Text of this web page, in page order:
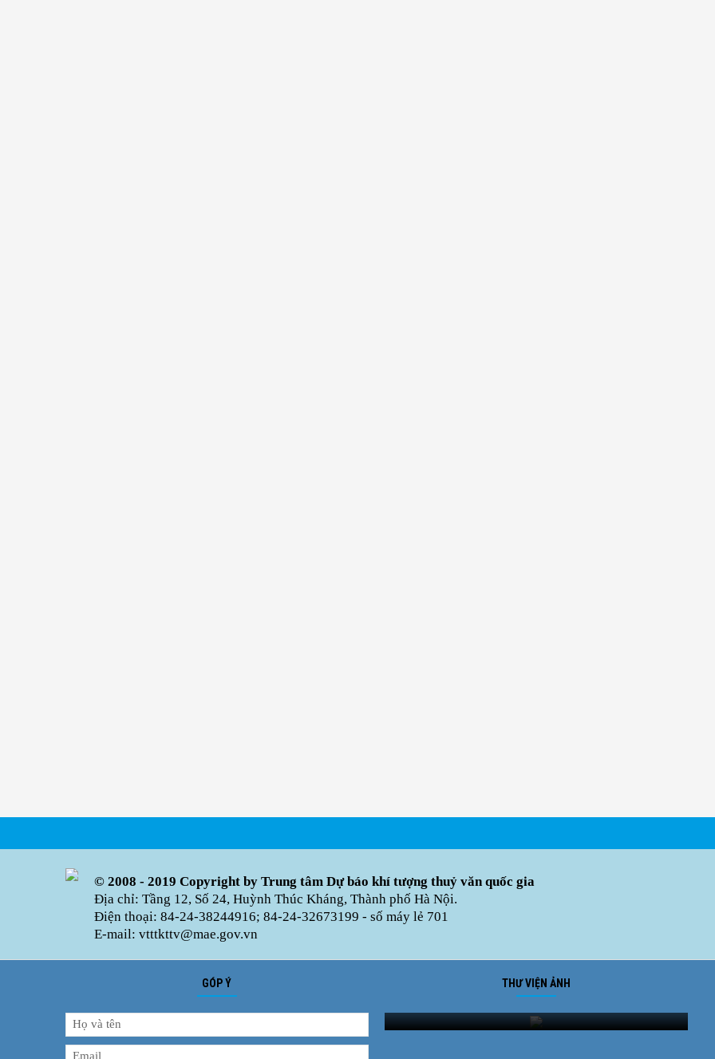
© 2008 - 2019 Copyright by Trung tâm Dự báo khí tượng thuỷ văn quốc gia
Địa chỉ: Tầng 12, Số 24, Huỳnh Thúc Kháng, Thành phố Hà Nội.
Điện thoại: 84-24-38244916; 84-24-32673199 - số máy lẻ 701
E-mail: vtttkttv@mae.gov.vn
GÓP Ý THƯ VIỆN ẢNH